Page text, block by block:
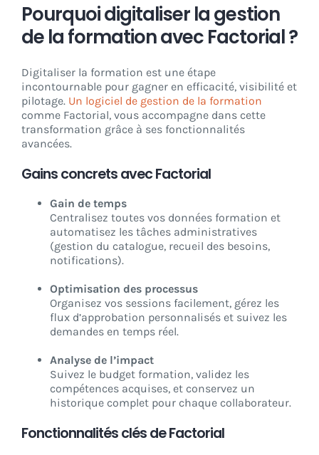
Pourquoi digitaliser la gestion
de la formation avec Factorial ?
Digitaliser la formation est une étape
incontournable pour gagner en efficacité, visibilité et
pilotage. Un logiciel de gestion de la formation
comme Factorial, vous accompagne dans cette
transformation grâce à ses fonctionnalités
avancées.
Gains concrets avec Factorial
Gain de temps
Centralisez toutes vos données formation et
automatisez les tâches administratives
(gestion du catalogue, recueil des besoins,
notifications).
Optimisation des processus
Organisez vos sessions facilement, gérez les
flux d’approbation personnalisés et suivez les
demandes en temps réel.
Analyse de l’impact
Suivez le budget formation, validez les
compétences acquises, et conservez un
historique complet pour chaque collaborateur.
Fonctionnalités clés de Factorial